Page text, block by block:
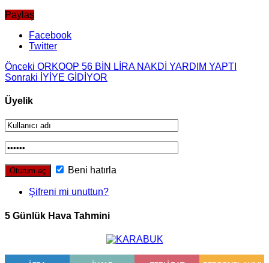
Paylaş
Facebook
Twitter
Önceki OR­KO­OP 56 BİN LİRA NAKDİ YAR­DIM YAPTI
Sonraki İYİYE GİDİYOR
Üyelik
Beni hatırla
Şifreni mi unuttun?
5 Günlük Hava Tahmini